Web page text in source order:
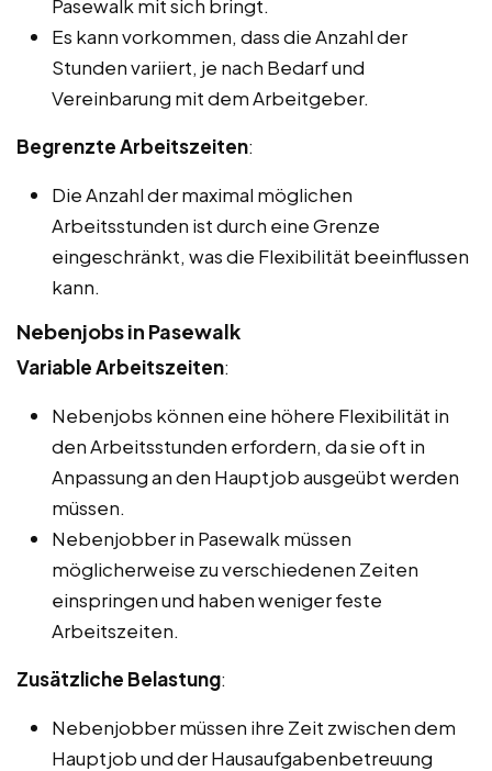
Pasewalk mit sich bringt.
Es kann vorkommen, dass die Anzahl der
Stunden variiert, je nach Bedarf und
Vereinbarung mit dem Arbeitgeber.
Begrenzte Arbeitszeiten:
Die Anzahl der maximal möglichen
Arbeitsstunden ist durch eine Grenze
eingeschränkt, was die Flexibilität beeinflussen
kann.
Nebenjobs in Pasewalk
Variable Arbeitszeiten:
Nebenjobs können eine höhere Flexibilität in
den Arbeitsstunden erfordern, da sie oft in
Anpassung an den Hauptjob ausgeübt werden
müssen.
Nebenjobber in Pasewalk müssen
möglicherweise zu verschiedenen Zeiten
einspringen und haben weniger feste
Arbeitszeiten.
Zusätzliche Belastung:
Nebenjobber müssen ihre Zeit zwischen dem
Hauptjob und der Hausaufgabenbetreuung